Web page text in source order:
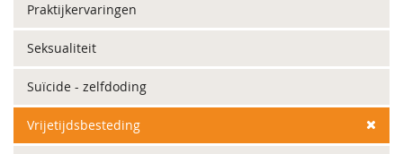
Praktijkervaringen
Seksualiteit
Suïcide - zelfdoding
Vrijetijdsbesteding